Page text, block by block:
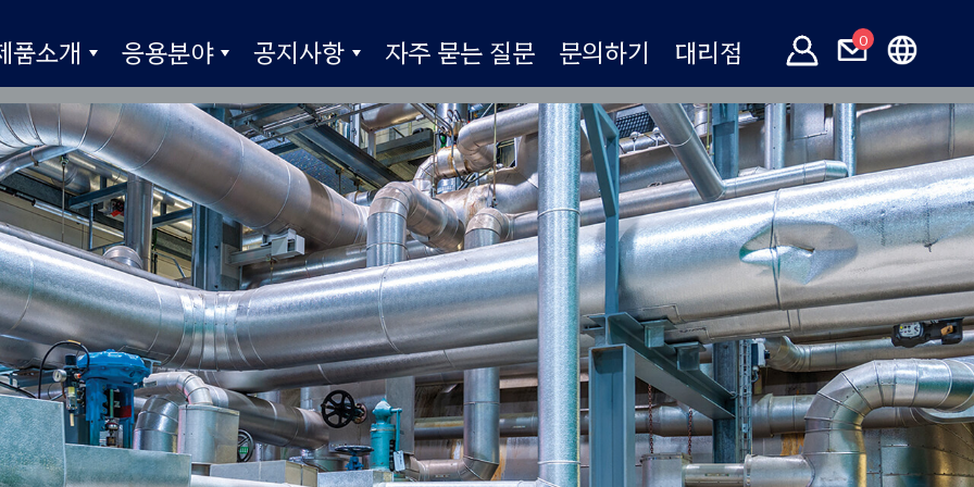
0
품소개 응용분야 공지사항 자주 묻는 질문 문의하기 대리점